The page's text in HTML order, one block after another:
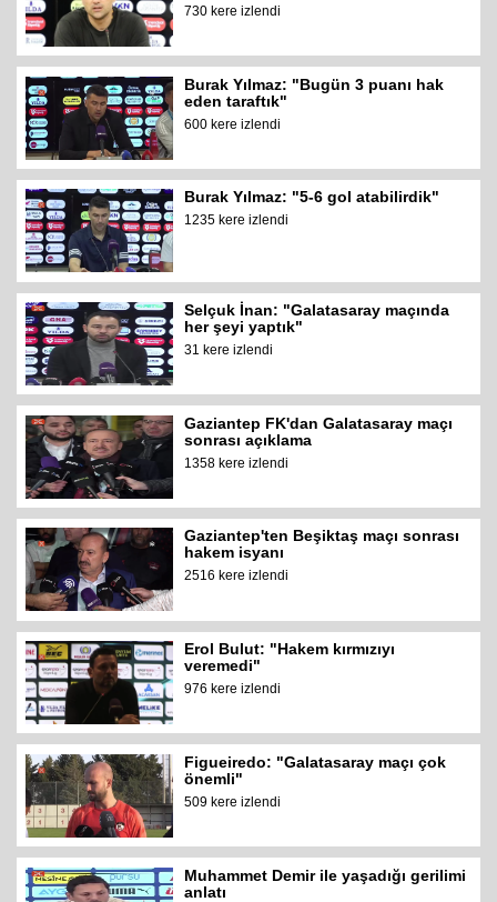
730 kere izlendi
Burak Yılmaz: "Bugün 3 puanı hak
eden taraftık"
600 kere izlendi
Burak Yılmaz: "5-6 gol atabilirdik"
1235 kere izlendi
Selçuk İnan: "Galatasaray maçında
her şeyi yaptık"
31 kere izlendi
Gaziantep FK'dan Galatasaray maçı
sonrası açıklama
1358 kere izlendi
Gaziantep'ten Beşiktaş maçı sonrası
hakem isyanı
2516 kere izlendi
Erol Bulut: "Hakem kırmızıyı
veremedi"
976 kere izlendi
Figueiredo: "Galatasaray maçı çok
önemli"
509 kere izlendi
Muhammet Demir ile yaşadığı gerilimi
anlatı